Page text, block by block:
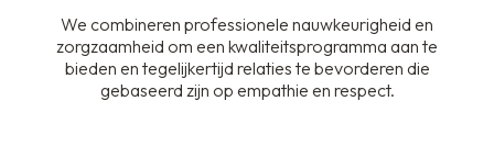
We combineren professionele nauwkeurigheid en
zorgzaamheid om een kwaliteitsprogramma aan te
bieden en tegelijkertijd relaties te bevorderen die
gebaseerd zijn op empathie en respect.